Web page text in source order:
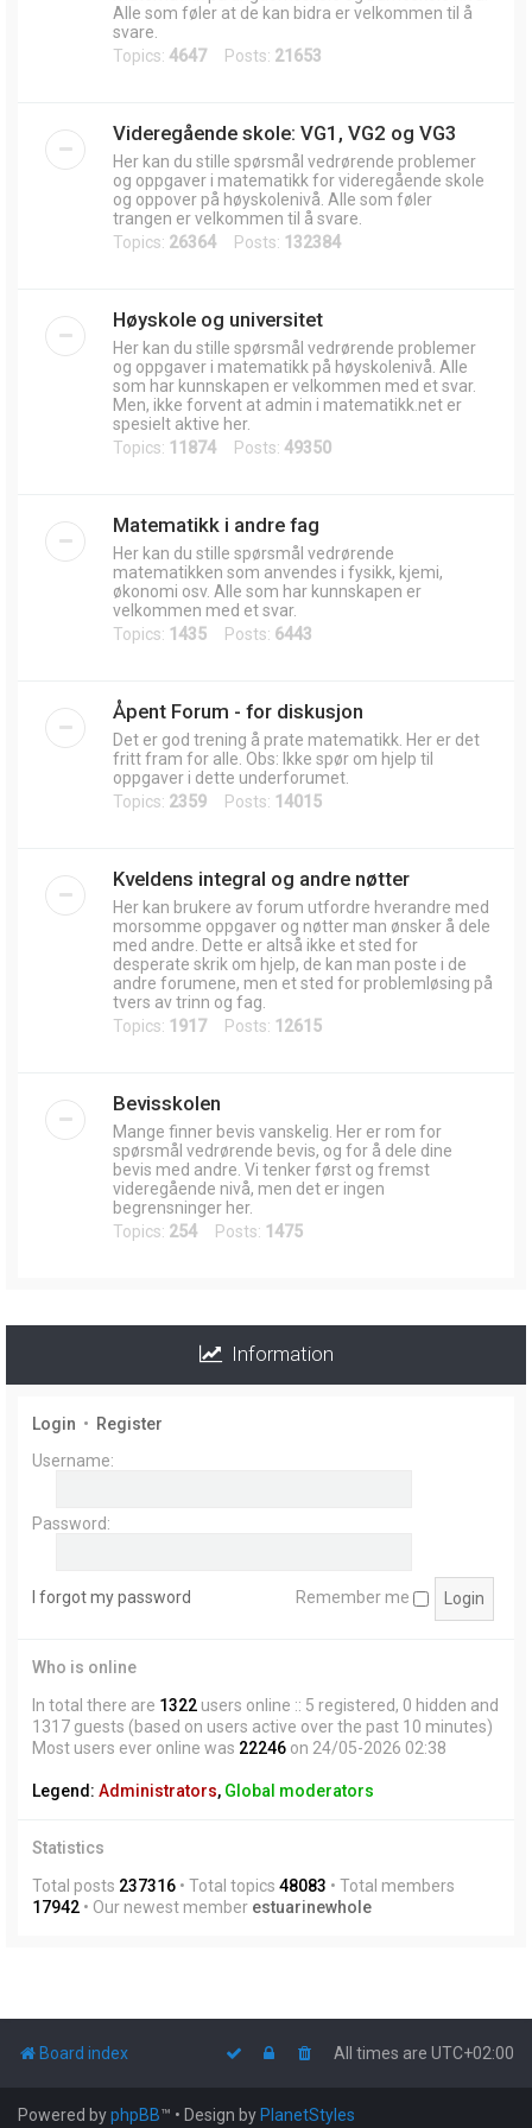
Alle som føler at de kan bidra er velkommen til å
svare.
Topics: 4647Posts: 21653
Videregående skole: VG1, VG2 og VG3
Her kan du stille spørsmål vedrørende problemer
og oppgaver i matematikk for videregående skole
og oppover på høyskolenivå. Alle som føler
trangen er velkommen til å svare.
Topics: 26364 Posts: 132384
Høyskole og universitet
Her kan du stille spørsmål vedrørende problemer
og oppgaver i matematikk på høyskolenivå. Alle
som har kunnskapen er velkommen med et svar.
Men, ikke forvent at admin i matematikk.net er
spesielt aktive her.
Topics: 11874 Posts: 49350
Matematikk i andre fag
Her kan du stille spørsmål vedrørende
matematikken som anvendes i fysikk, kjemi,
økonomi osv. Alle som har kunnskapen er
velkommen med et svar.
Topics: 1435 Posts: 6443
Åpent Forum - for diskusjon
Det er god trening å prate matematikk. Her er det
fritt fram for alle. Obs: Ikke spør om hjelp til
oppgaver i dette underforumet.
Topics: 2359 Posts: 14015
Kveldens integral og andre nøtter
Her kan brukere av forum utfordre hverandre med
morsomme oppgaver og nøtter man ønsker å dele
med andre. Dette er altså ikke et sted for
desperate skrik om hjelp, de kan man poste i de
andre forumene, men et sted for problemløsing på
tvers av trinn og fag.
Topics: 1917Posts: 12615
Bevisskolen
Mange finner bevis vanskelig. Her er rom for
spørsmål vedrørende bevis, og for å dele dine
bevis med andre. Vi tenker først og fremst
videregående nivå, men det er ingen
begrensninger her.
Topics: 254 Posts: 1475
Information
Login • Register
Username:
Password:
I forgot my password Remember me
Who is online
In total there are 1322 users online :: 5 registered, 0 hidden and
1317 guests (based on users active over the past 10 minutes)
Most users ever online was 22246 on 24/05-2026 02:38
Legend: Administrators, Global moderators
Statistics
Total posts 237316 • Total topics 48083 • Total members
17942 • Our newest member estuarinewhole
Board index All times are UTC+02:00
Powered byphpBB™ • Design by PlanetStyles